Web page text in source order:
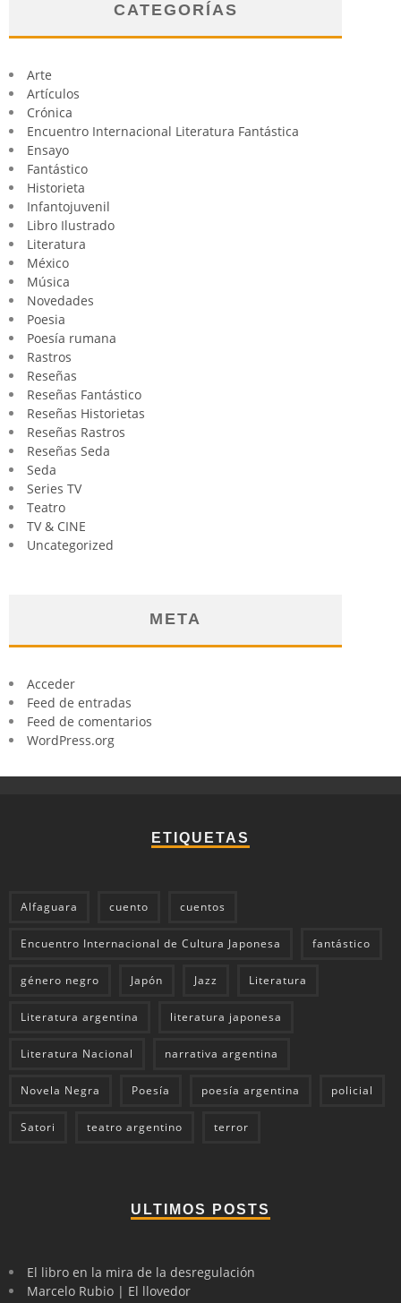
CATEGORÍAS
Arte
Artículos
Crónica
Encuentro Internacional Literatura Fantástica
Ensayo
Fantástico
Historieta
Infantojuvenil
Libro Ilustrado
Literatura
México
Música
Novedades
Poesia
Poesía rumana
Rastros
Reseñas
Reseñas Fantástico
Reseñas Historietas
Reseñas Rastros
Reseñas Seda
Seda
Series TV
Teatro
TV & CINE
Uncategorized
META
Acceder
Feed de entradas
Feed de comentarios
WordPress.org
ETIQUETAS
Alfaguara cuento cuentos
Encuentro Internacional de Cultura Japonesa fantástico
género negro Japón Jazz Literatura
Literatura argentina literatura japonesa
Literatura Nacional narrativa argentina
Novela Negra Poesía poesía argentina policial
Satori teatro argentino terror
ULTIMOS POSTS
El libro en la mira de la desregulación
Marcelo Rubio | El llovedor